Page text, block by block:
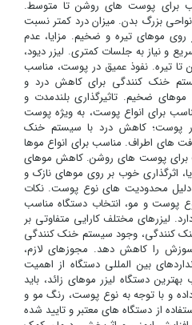
برای پوست های روشن تا متوسط.
بزرگ بدن. میزان درد کمتر نسبت
روی موهای تیره و ضخیم. مزایا، عدم
و نیاز به جلسات کمتری. لیزر دیود،
تا تیره. نفوذ عمیق در پوست، مناسب
خنک کنندگی برای کاهش درد و
موهای ضخیم. تاثیرگذاری بلندمدت و
برای انواع پوست، به ویژه پوست
در پوست؛ کاهش درد با سیستم خنک
های اطراف. مناسب برای انواع موها
برای پوست های روشن. کاهش موهای
اثرگذاری خوب بر روی موهای نازک و
محدودیت های نوع پوست. نکات
پوست و مو، انتخاب دستگاه مناسب
لیزرهای مختلف کارایی متفاوتی بر
کنندگی، وجود سیستم خنک کنندگی
را کاهش دهد. مجوزهای لازم،
بین المللی دستگاه از اهمیت
دستگاه لیزر موهای زائد، باید
و با توجه به نوع پوست، رنگ مو و
از دستگاه های معتبر و تایید شده